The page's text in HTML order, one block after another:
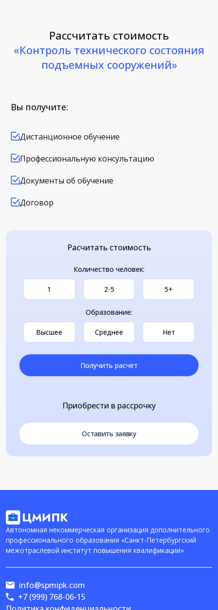
Рассчитать стоимость
«Контроль технического состояния
подъемных сооружений»
Вы получите:
Дистанционное обучение
Профессиональную консультацию
Документы об обучение
Договор
Расчитать стоимость
Количество человек:
1 2-5 5+
Образование:
Высшее Среднее Нет
Получить расчет
Приобрести в рассрочку
Оставить заявку
Автономная некоммерческая организация дополнительного
профессионального образования «Санкт-Петербургский
межотраслевой институт повышения квалификации»
info@spmipk.com
+7 (999) 768-06-15